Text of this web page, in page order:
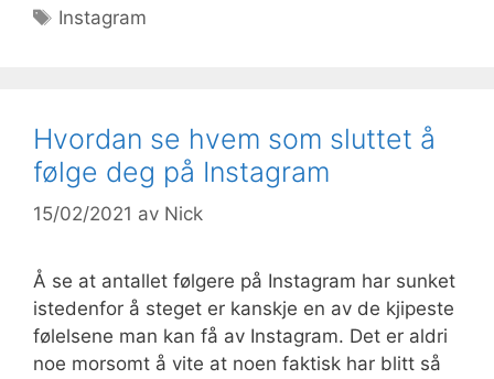
Stikkord
Instagram
Hvordan se hvem som sluttet å
følge deg på Instagram
15/02/2021 av Nick
Å se at antallet følgere på Instagram har sunket
istedenfor å steget er kanskje en av de kjipeste
følelsene man kan få av Instagram. Det er aldri
noe morsomt å vite at noen faktisk har blitt så